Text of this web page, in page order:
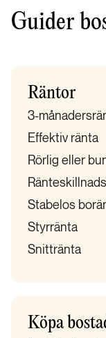
Guider
Räntor
3-
Effektiv ränta
Rörlig eller
Stabelos
Styrränta
Snittränta
Köpa